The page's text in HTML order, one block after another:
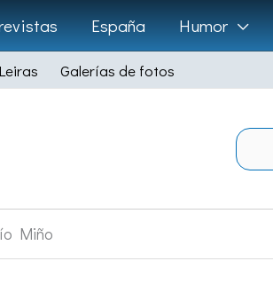
España Humor
Leiras Galerías de fotos
Miño